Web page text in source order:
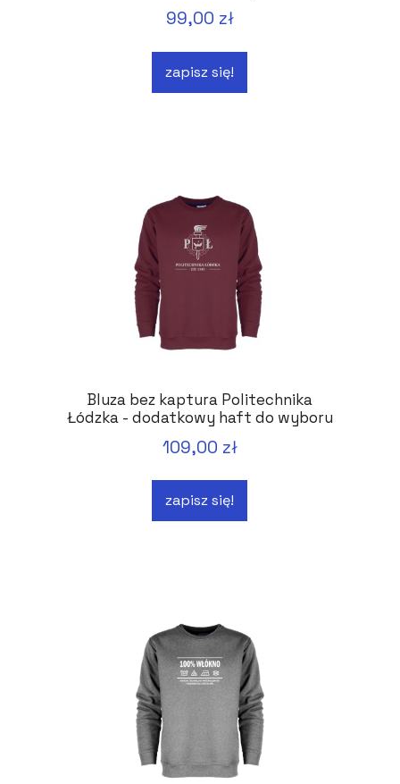
99,00 zł
zapisz się!
Bluza bez kaptura Politechnika
Łódzka - dodatkowy haft do wyboru
109,00 zł
zapisz się!